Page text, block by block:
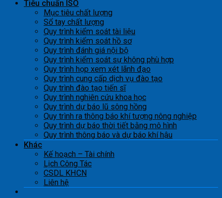
Tiêu chuẩn ISO
Mục tiêu chất lượng
Sổ tay chất lượng
Quy trình kiểm soát tài liệu
Quy trình kiểm soát hồ sơ
Quy trình đánh giá nội bộ
Quy trình kiểm soát sự không phù hợp
Quy trình họp xem xét lãnh đạo
Quy trình cung cấp dịch vụ đào tạo
Quy trình đào tạo tiến sĩ
Quy trình nghiên cứu khoa học
Quy trình dự báo lũ sông hồng
Quy trình ra thông báo khí tượng nông nghiệp
Quy trình dự báo thời tiết bằng mô hình
Quy trình thông báo và dự báo khí hậu
Khác
Kế hoạch – Tài chính
Lịch Công Tác
CSDL KHCN
Liên hệ